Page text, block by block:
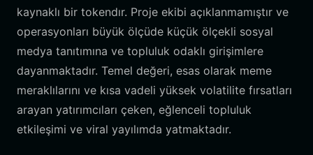
kaynaklı bir tokendır. Proje ekibi açıklanmamıştır ve
operasyonları büyük ölçüde küçük ölçekli sosyal
medya tanıtımına ve topluluk odaklı girişimlere
dayanmaktadır. Temel değeri, esas olarak meme
meraklılarını ve kısa vadeli yüksek volatilite fırsatları
arayan yatırımcıları çeken, eğlenceli topluluk
etkileşimi ve viral yayılımda yatmaktadır.